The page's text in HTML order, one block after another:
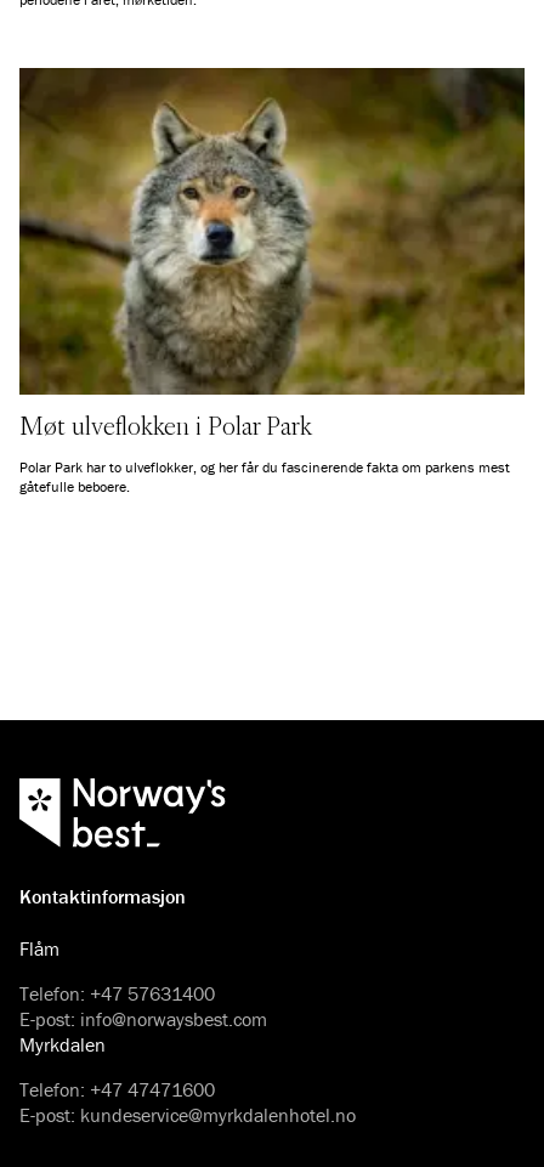
Møt ulveflokken i Polar Park
Polar Park har to ulveflokker, og her får du fascinerende fakta om parkens mest
gåtefulle beboere.
Kontaktinformasjon
Flåm
Telefon: +47 57631400
E-post: info@norwaysbest.com
Myrkdalen
Telefon: +47 47471600
E-post: kundeservice@myrkdalenhotel.no